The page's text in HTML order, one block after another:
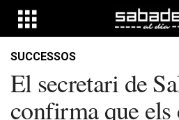
SUCCESSOS
El secretari de
confirma que els